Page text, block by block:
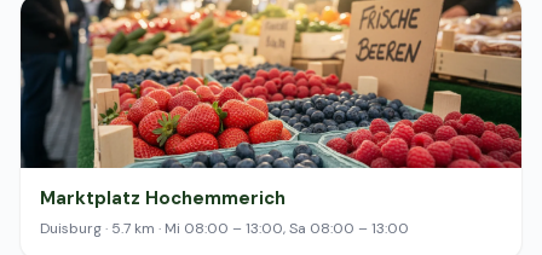
Marktplatz Hochemmerich
Duisburg · 5.7 km · Mi 08:00 – 13:00, Sa 08:00 – 13:00